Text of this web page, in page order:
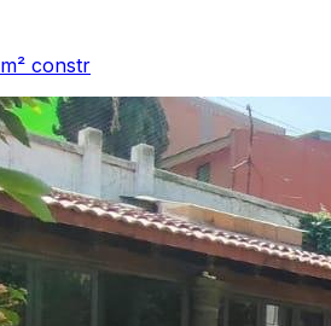
m² constr